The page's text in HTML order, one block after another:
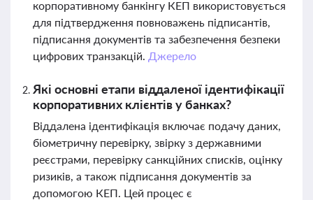
корпоративному банкінгу КЕП використовується
для підтвердження повноважень підписантів,
підписання документів та забезпечення безпеки
цифрових транзакцій. Джерело
Які основні етапи віддаленої ідентифікації
корпоративних клієнтів у банках?
Віддалена ідентифікація включає подачу даних,
біометричну перевірку, звірку з державними
реєстрами, перевірку санкційних списків, оцінку
ризиків, а також підписання документів за
допомогою КЕП. Цей процес є